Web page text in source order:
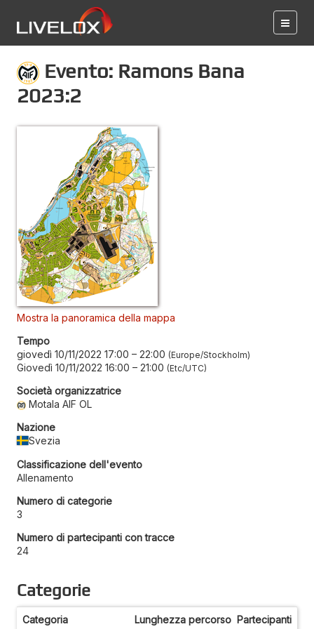
Evento: Ramons Bana
2023:2
Mostra la panoramica della mappa
Tempo
giovedì 10/11/2022 17:00 – 22:00 Europe/Stockholm
Giovedì 10/11/2022 16:00 – 21:00 Etc/UTC
Società organizzatrice
Motala AIF OL
Nazione
Svezia
Classificazione dell'evento
Allenamento
Numero di categorie
3
Numero di partecipanti con tracce
24
Categorie
Categoria Lunghezza percorso Partecipanti